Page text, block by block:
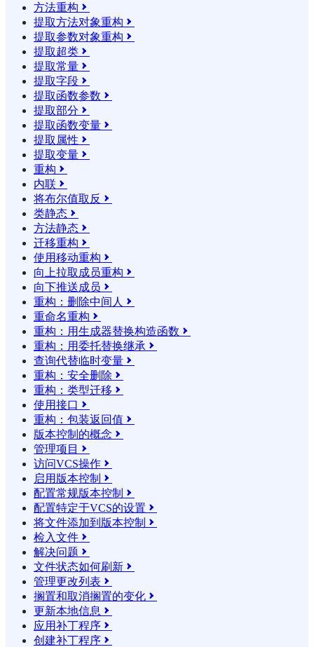
方法重构 
提取方法对象重构 
提取参数对象重构 
提取超类 
提取常量 
提取字段 
提取函数参数 
提取部分 
提取函数变量 
提取属性 
提取变量 
重构 
内联 
将布尔值取反 
类静态 
方法静态 
迁移重构 
使用移动重构 
向上拉取成员重构 
向下推送成员 
重构：删除中间人 
重命名重构 
重构：用生成器替换构造函数 
重构：用委托替换继承 
查询代替临时变量 
重构：安全删除 
重构：类型迁移 
使用接口 
重构：包装返回值 
版本控制的概念 
管理项目 
访问VCS操作 
启用版本控制 
配置常规版本控制 
配置特定于VCS的设置 
将文件添加到版本控制 
检入文件 
解决问题 
文件状态如何刷新 
管理更改列表 
搁置和取消搁置的变化 
更新本地信息 
应用补丁程序 
创建补丁程序 